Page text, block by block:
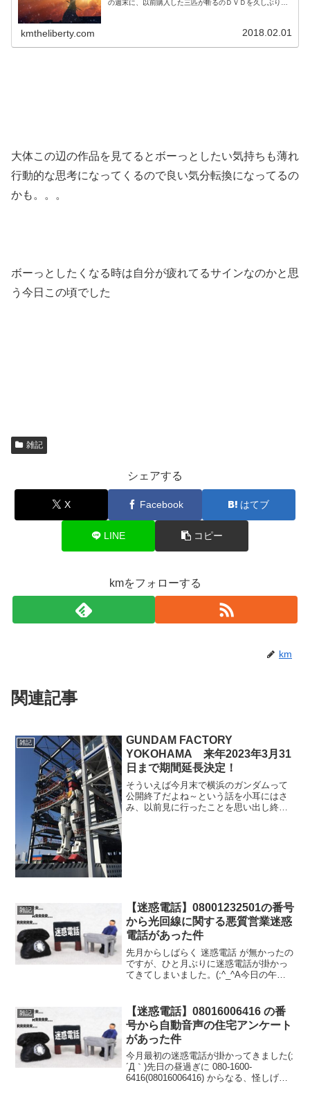
の週末に、以前購入した三匹が斬るのＤＶＤを久しぶりに
kmtheliberty.com 2018.02.01
大体この辺の作品を見てるとボーっとしたい気持ちも薄れ
行動的な思考になってくるので良い気分転換になってるの
かも。。。
ボーっとしたくなる時は自分が疲れてるサインなのかと思
う今日この頃でした
雑記
シェアする
X Facebook はてブ
LINE コピー
kmをフォローする
km
関連記事
雑記
GUNDAM FACTORY
YOKOHAMA 来年2023年3月31
日まで期間延長決定！
そういえば今月末で横浜のガンダムって
公開終了だよね～という話を小耳にはさ
み、以前見に行ったことを思い出し終わ
雑記
【迷惑電話】08001232501の番号
から光回線に関する悪質営業迷惑
電話があった件
先月からしばらく 迷惑電話 が無かったの
ですが、ひと月ぶりに迷惑電話が掛かっ
てきてしまいました。(;^_^A今日の午後
電話がかかってきました。...
雑記
【迷惑電話】08016006416 の番
号から自動音声の住宅アンケート
があった件
今月最初の迷惑電話が掛かってきました(;
´Д｀)先日の昼過ぎに 080-1600-
6416(08016006416) からなる、怪しげな